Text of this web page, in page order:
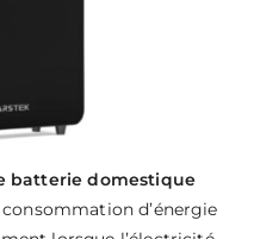
batterie domestique
d’énergie